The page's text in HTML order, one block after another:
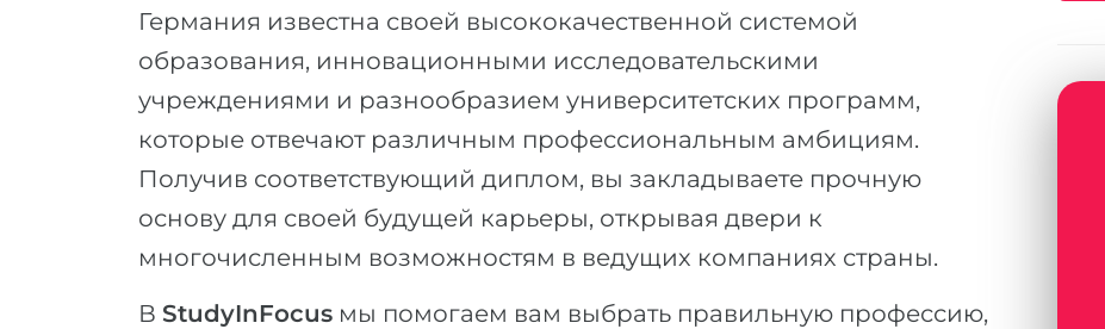
Германия известна своей высококачественной системой
образования, инновационными исследовательскими
учреждениями и разнообразием университетских программ,
которые отвечают различным профессиональным амбициям.
Получив соответствующий диплом, вы закладываете прочную
основу для своей будущей карьеры, открывая двери к
многочисленным возможностям в ведущих компаниях страны.
В StudyInFocus мы помогаем вам выбрать правильную профессию,